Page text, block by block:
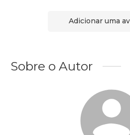
Adicionar uma
Sobre o Autor